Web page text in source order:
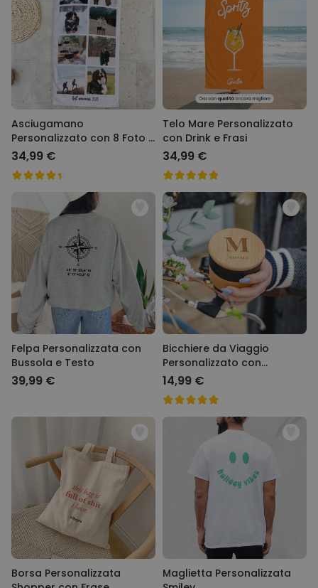
Asciugamano
Personalizzato con 8 Foto e
Testo
34,99 €
Telo Mare Personalizzato
con Drink e Frasi
34,99 €
Felpa Personalizzata con
Bussola e Testo
39,99 €
Bicchiere da Viaggio
Personalizzato con
Monogramma
14,99 €
Borsa Personalizzata
Maglietta Personalizzata